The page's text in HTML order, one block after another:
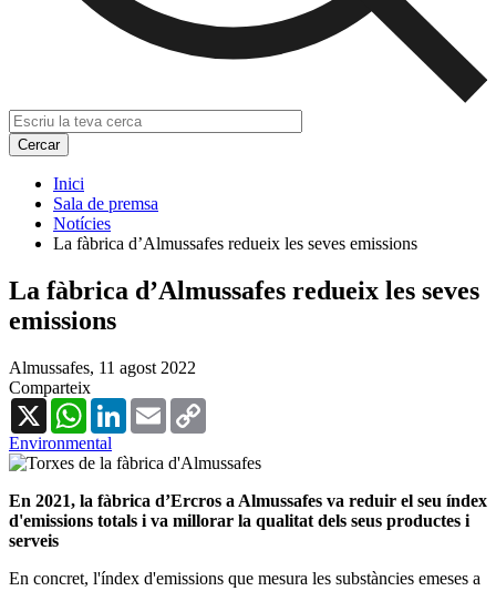
Inici
Sala de premsa
Notícies
La fàbrica d’Almussafes redueix les seves emissions
La fàbrica d’Almussafes redueix les seves
emissions
Almussafes, 11 agost 2022
Comparteix
X
WhatsAppLinkedInEmail
Environmental
En 2021, la fàbrica d’Ercros a Almussafes va reduir el seu índex
d'emissions totals i va millorar la qualitat dels seus productes i
serveis
En concret, l'índex d'emissions que mesura les substàncies emeses a